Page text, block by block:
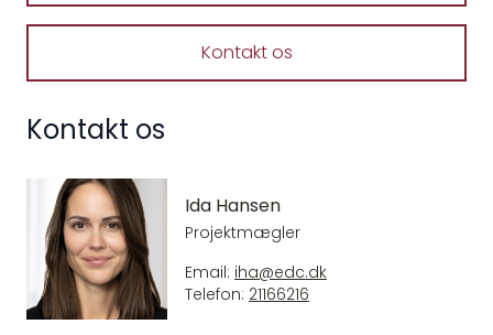
Kontakt os
Kontakt os
Ida Hansen
Projektmægler
Email: iha@edc.dk
Telefon: 21166216